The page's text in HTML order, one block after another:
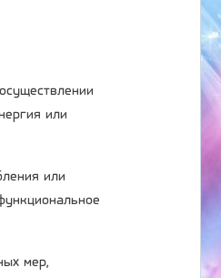
или
или
мер,